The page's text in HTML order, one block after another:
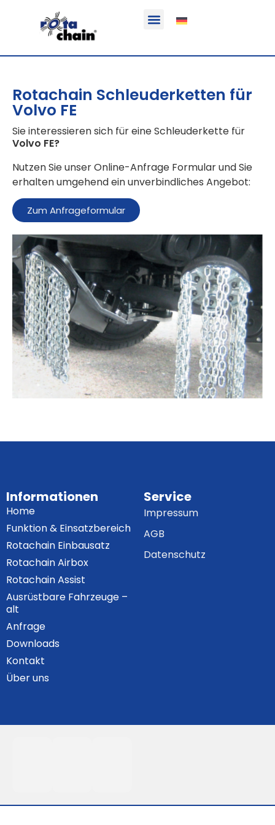
Rotachain Schleuderketten für
Volvo FE
Sie interessieren sich für eine Schleuderkette für
Volvo FE?
Nutzen Sie unser Online-Anfrage Formular und Sie
erhalten umgehend ein unverbindliches Angebot:
Zum Anfrageformular
Informationen
Home
Funktion & Einsatzbereich
Rotachain Einbausatz
Rotachain Airbox
Rotachain Assist
Ausrüstbare Fahrzeuge –
alt
Anfrage
Downloads
Kontakt
Über uns
Service
Impressum
AGB
Datenschutz